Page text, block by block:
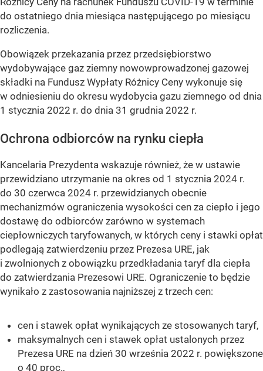
do ostatniego dnia miesiąca następującego po miesiącu
rozliczenia.
Obowiązek przekazania przez przedsiębiorstwo
wydobywające gaz ziemny nowowprowadzonej gazowej
składki na Fundusz Wypłaty Różnicy Ceny wykonuje się
w odniesieniu do okresu wydobycia gazu ziemnego od dnia
1 stycznia 2022 r. do dnia 31 grudnia 2022 r.
Ochrona odbiorców na rynku ciepła
Kancelaria Prezydenta wskazuje również, że w ustawie
przewidziano utrzymanie na okres od 1 stycznia 2024 r.
do 30 czerwca 2024 r. przewidzianych obecnie
mechanizmów ograniczenia wysokości cen za ciepło i jego
dostawę do odbiorców zarówno w systemach
ciepłowniczych taryfowanych, w których ceny i stawki opłat
podlegają zatwierdzeniu przez Prezesa URE, jak
i zwolnionych z obowiązku przedkładania taryf dla ciepła
do zatwierdzania Prezesowi URE. Ograniczenie to będzie
wynikało z zastosowania najniższej z trzech cen:
cen i stawek opłat wynikających ze stosowanych taryf,
maksymalnych cen i stawek opłat ustalonych przez
Prezesa URE na dzień 30 września 2022 r. powiększone
o 40 proc.,